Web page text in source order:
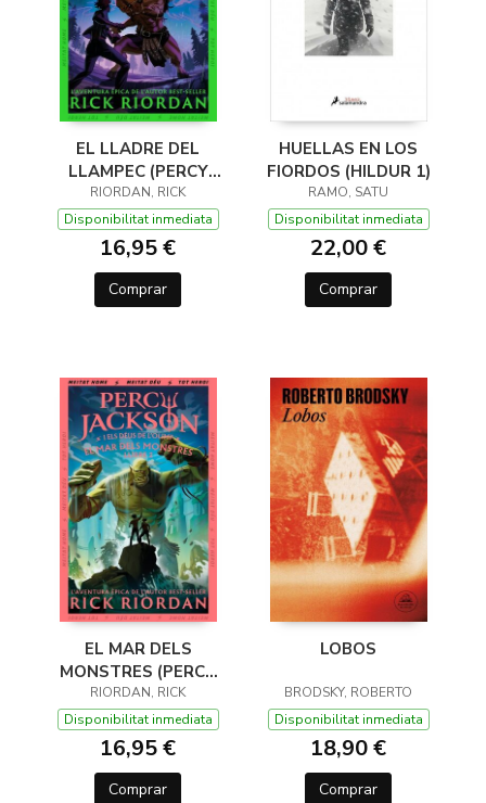
EL LLADRE DEL
LLAMPEC (PERCY
JACKSON I ELS DÉUS
DE L'OLIMP 1)
RIORDAN, RICK
Disponibilitat inmediata
16,95 €
Comprar
HUELLAS EN LOS
FIORDOS (HILDUR 1)
RAMO, SATU
Disponibilitat inmediata
22,00 €
Comprar
EL MAR DELS
MONSTRES (PERCY
JACKSON I ELS DÉUS
DE L'OLIMP 2)
RIORDAN, RICK
Disponibilitat inmediata
16,95 €
Comprar
LOBOS
BRODSKY, ROBERTO
Disponibilitat inmediata
18,90 €
Comprar